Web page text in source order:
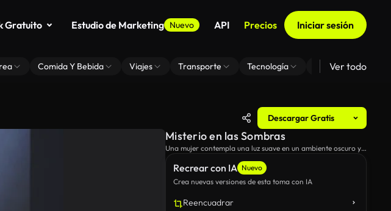
Gratuito Estudio de Marketing Nuevo API Precios Iniciar sesión
Comida Y Bebida Viajes Transporte Tecnología Zoom De Fondo
Ver todo
Descargar Gratis
Recrear con IA Nuevo
Crea nuevas versiones de esta toma con IA
Reencuadrar
Misterio en las Sombras
Una mujer contempla una luz suave en un ambiente oscuro y